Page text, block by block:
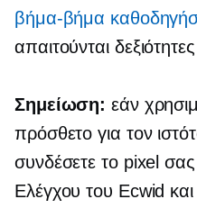
βήμα-βήμα
απαιτούνται
Σημείωση: εάν
πρόσθετο για τον
συνδέσετε το pixel
Ελέγχου του Ecwid